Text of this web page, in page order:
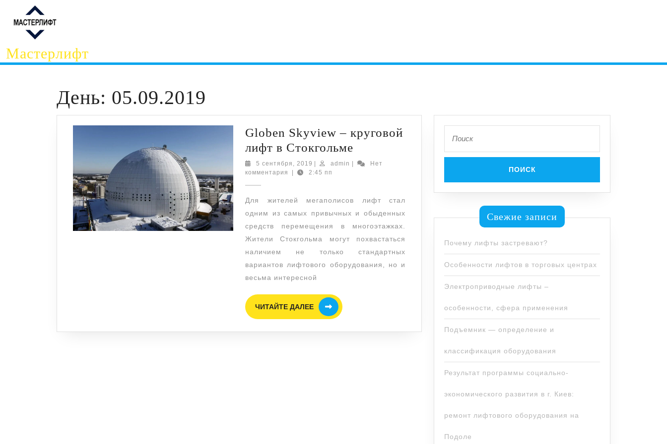
содержимому
Мастерлифт
День: 05.09.2019
Globen Skyview – круговой
лифт в Стокгольме
Skyview
лифт
Стокгольме
5 сентября, 2019 5
сентября,
admin admin
Нет
комментария
2:45 пп
Для жителей мегаполисов лифт стал
одним из самых привычных и обыденных
средств перемещения в многоэтажках.
Жители Стокгольма могут похвастаться
наличием не только стандартных
вариантов лифтового оборудования, но и
весьма интересной
ЧИТАЙТЕ ДАЛЕЕ
ЧИТАЙТЕ
ДАЛЕЕ
по:
Свежие записи
Почему лифты застревают?
Особенности лифтов в торговых центрах
Электроприводные лифты –
особенности, сфера применения
Подъемник — определение и
классификация оборудования
Результат программы социально-
экономического развития в г. Киев:
ремонт лифтового оборудования на
Подоле